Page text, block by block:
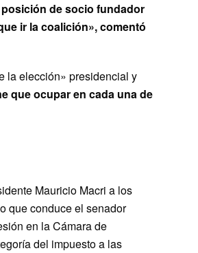
de socio fundador
ir la coalición», comentó
la elección» presidencial y
que ocupar en cada una de
Mauricio Macri a los
que conduce el senador
en la Cámara de
del impuesto a las